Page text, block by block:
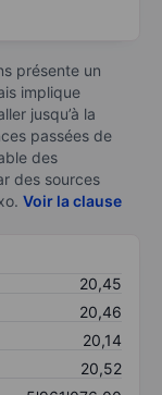
présente un
implique
jusqu’à la
passées de
des
des sources
Voir la clause
20,45
20,46
20,14
20,52